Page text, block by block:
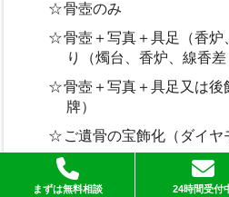
骨壺のみ
骨壺＋写真＋具足（香
り（燭台、香炉、線香差
骨壺＋写真＋具足又は
牌）
ご遺骨の宝飾化（ダイヤ
ペンダントへの納骨
まずは無料相談 24時間受付